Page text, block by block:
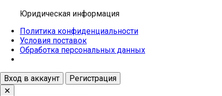
Юридическая информация
Политика конфиденциальности
Условия поставок
Обработка персональных данных
Вход в аккаунт
Регистрация
✕